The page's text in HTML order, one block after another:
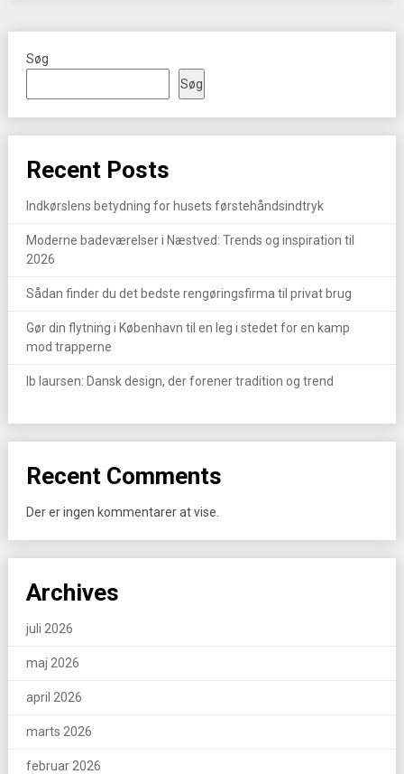
Søg
Søg
Recent Posts
Indkørslens betydning for husets førstehåndsindtryk
Moderne badeværelser i Næstved: Trends og inspiration til
2026
Sådan finder du det bedste rengøringsfirma til privat brug
Gør din flytning i København til en leg i stedet for en kamp
mod trapperne
Ib laursen: Dansk design, der forener tradition og trend
Recent Comments
Der er ingen kommentarer at vise.
Archives
juli 2026
maj 2026
april 2026
marts 2026
februar 2026